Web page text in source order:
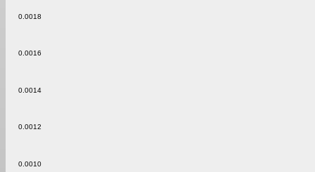
0.0010
0.0012
0.0014
0.0016
0.0018